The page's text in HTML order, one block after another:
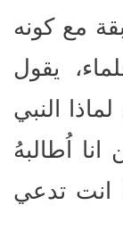
مع كونه
يقول
النبي
اُطالبهُ
انت تدعي